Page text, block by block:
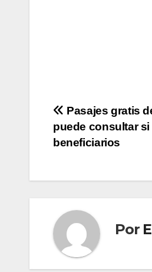
de
Pasajes gratis
puede consultar si
beneficiarios
Por